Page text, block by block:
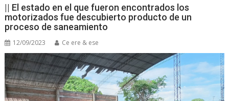
|| El estado en el que fueron encontrados los
motorizados fue descubierto producto de un
proceso de saneamiento
12/09/2023 Ce ere & ese